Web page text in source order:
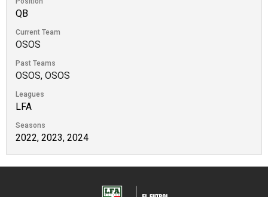
QB
Current Team
OSOS
Past Teams
OSOS, OSOS
Leagues
LFA
Seasons
2022, 2023, 2024